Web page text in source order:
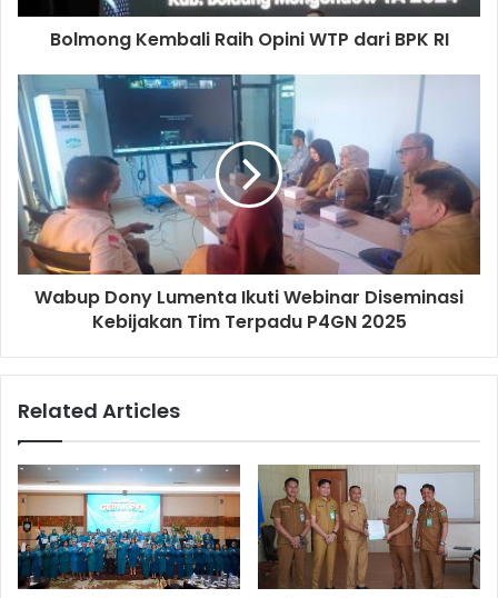
Bolmong Kembali Raih Opini WTP dari BPK RI
Wabup Dony Lumenta Ikuti Webinar Diseminasi
Kebijakan Tim Terpadu P4GN 2025
Related Articles